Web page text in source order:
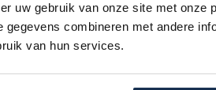
uw gebruik van onze site met onze
combineren met andere
van hun services.
twee maanden
deze voor